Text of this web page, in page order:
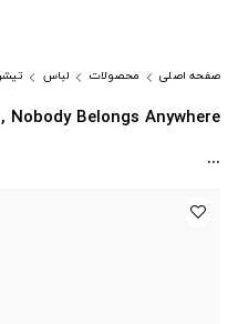
صفحه اصلی محصولات لباس
...